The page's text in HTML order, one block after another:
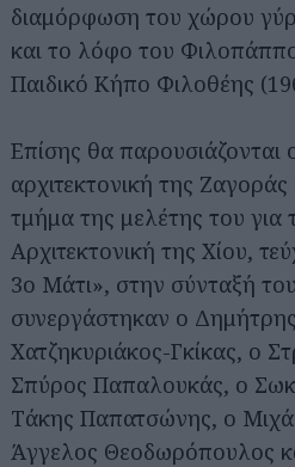
διαμόρφωση του χώρου
και το λόφο του
Παιδικό Κήπο Φιλοθέης
Επίσης θα παρουσιάζονται
αρχιτεκτονική της
τμήμα της μελέτης του για
Αρχιτεκτονική της Χίου,
3ο Μάτι», στην σύνταξή
συνεργάστηκαν ο
Χατζηκυριάκος-Γκίκας, ο
Σπύρος Παπαλουκάς, ο
Τάκης Παπατσώνης, ο
Άγγελος Θεοδωρόπουλος